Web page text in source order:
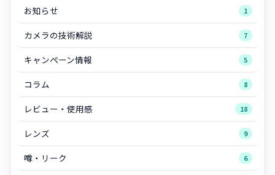
お知らせ 1
カメラの技術解説 7
キャンペーン情報 5
コラム 8
レビュー・使用感 18
レンズ 9
噂・リーク 6